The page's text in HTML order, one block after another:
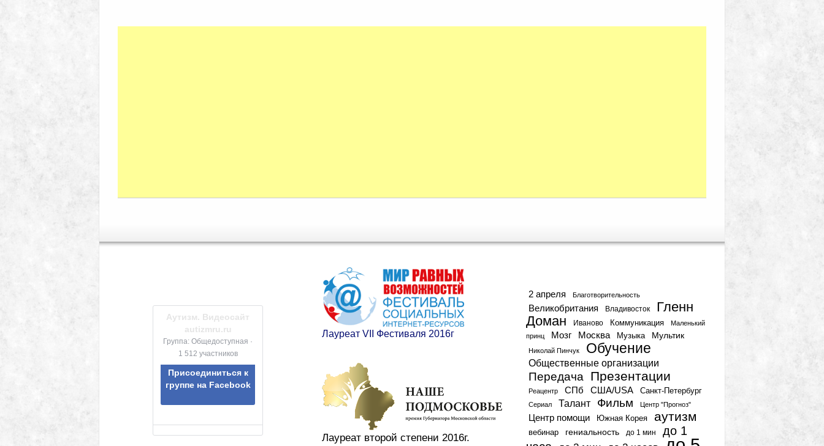
Аутизм. Видеосайт
autizmru.ru
Группа: Общедоступная ·
1 512 участников
Присоединиться к
группе на Facebook
Лауреат VII Фестиваля 2016г
Лауреат второй степени 2016г.
2 апреля Благотворительность
Великобритания Владивосток
Гленн
Доман
Иваново Коммуникация
Маленький
принц
Мозг Москва Музыка Мультик
Николай Пинчук Обучение
Общественные организации
Передача Презентации
Реацентр СПб США/USA Санкт-Петербург
Сериал Талант Фильм Центр "Прогноз"
Центр помощи Южная Корея аутизм
вебинар гениальность до 1 мин
до 1